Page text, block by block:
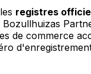
registres
de commerce